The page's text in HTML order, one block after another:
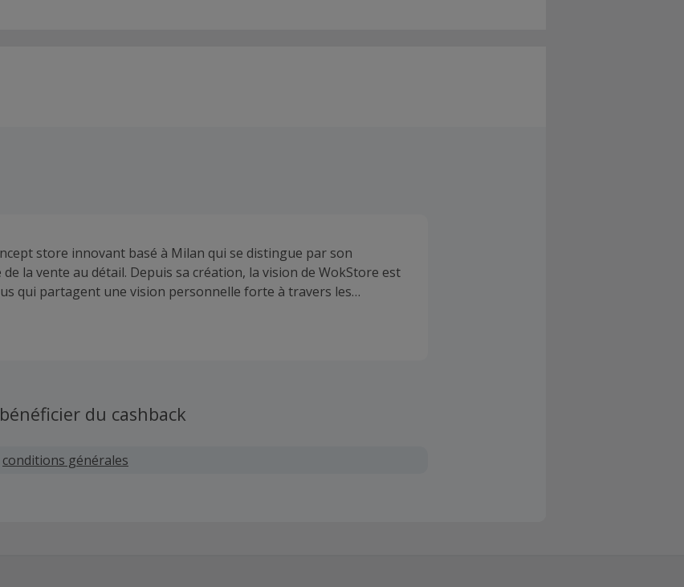
store innovant basé à Milan qui se distingue par son
la vente au détail. Depuis sa création, la vision de WokStore est
qui partagent une vision personnelle forte à travers les
et accessoires qui se trouvent au carrefour desfin, la
du cashback
conditions générales